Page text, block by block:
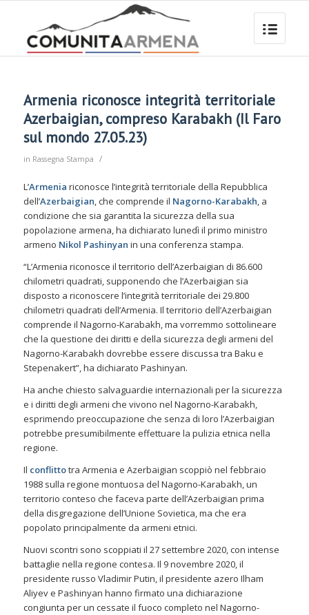
Armenia riconosce integrità territoriale
Azerbaigian, compreso Karabakh (Il Faro
sul mondo 27.05.23)
in Rassegna Stampa /
L’Armenia riconosce l’integrità territoriale della Repubblica
dell’Azerbaigian, che comprende il Nagorno-Karabakh, a
condizione che sia garantita la sicurezza della sua
popolazione armena, ha dichiarato lunedì il primo ministro
armeno Nikol Pashinyan in una conferenza stampa.
“L’Armenia riconosce il territorio dell’Azerbaigian di 86.600
chilometri quadrati, supponendo che l’Azerbaigian sia
disposto a riconoscere l’integrità territoriale dei 29.800
chilometri quadrati dell’Armenia. Il territorio dell’Azerbaigian
comprende il Nagorno-Karabakh, ma vorremmo sottolineare
che la questione dei diritti e della sicurezza degli armeni del
Nagorno-Karabakh dovrebbe essere discussa tra Baku e
Stepenakert”, ha dichiarato Pashinyan.
Ha anche chiesto salvaguardie internazionali per la sicurezza
e i diritti degli armeni che vivono nel Nagorno-Karabakh,
esprimendo preoccupazione che senza di loro l’Azerbaigian
potrebbe presumibilmente effettuare la pulizia etnica nella
regione.
Il conflittotra Armenia e Azerbaigian scoppiò nel febbraio
1988 sulla regione montuosa del Nagorno-Karabakh, un
territorio conteso che faceva parte dell’Azerbaigian prima
della disgregazione dell’Unione Sovietica, ma che era
popolato principalmente da armeni etnici.
Nuovi scontri sono scoppiati il ​​27 settembre 2020, con intense
battaglie nella regione contesa. Il 9 novembre 2020, il
presidente russo Vladimir Putin, il presidente azero Ilham
Aliyev e Pashinyan hanno firmato una dichiarazione
congiunta per un cessate il fuoco completo nel Nagorno-